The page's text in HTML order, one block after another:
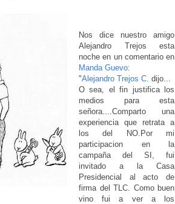
Nos dice nuestro amigo
Alejandro Trejos esta
noche en un comentario en
Manda Guevo:
"Alejandro Trejos C. dijo...
O sea, el fin justifica los
medios para esta
señora....Comparto una
experiencia que retrata a
los del NO.Por mi
participacion en la
campaña del SI, fui
invitado a la Casa
Presidencial al acto de
firma del TLC. Como buen
vino fui a ver a los